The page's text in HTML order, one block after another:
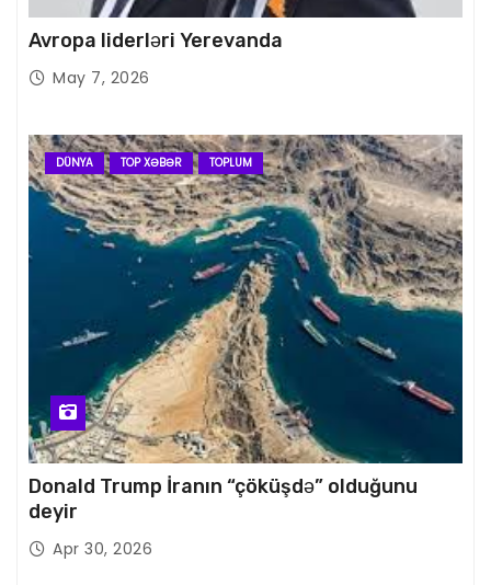
Avropa liderləri Yerevanda
May 7, 2026
DÜNYA TOP XƏBƏR TOPLUM
Donald Trump İranın “çöküşdə” olduğunu
deyir
Apr 30, 2026